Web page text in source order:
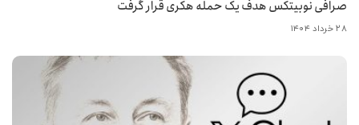
صرافی نوبیتکس هدف یک حمله هکری قرار گرفت
۲۸ خرداد ۱۴۰۴